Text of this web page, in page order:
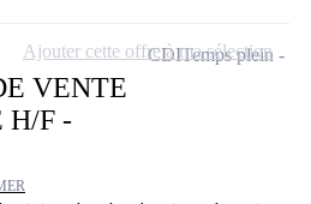
VENTE
H/F -
CDITemps plein
Ajouter cette offre à ma sélection